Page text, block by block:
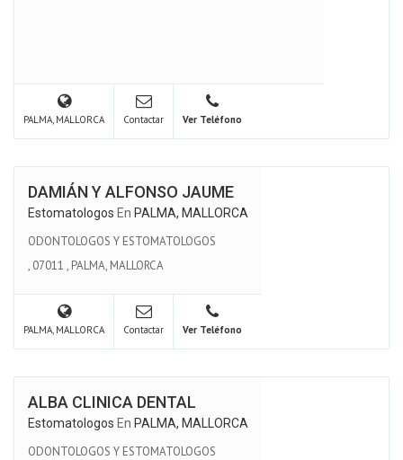
PALMA, MALLORCA Contactar Ver Teléfono
DAMIÁN Y ALFONSO JAUME
Estomatologos En PALMA, MALLORCA
ODONTOLOGOS Y ESTOMATOLOGOS
, 07011 , PALMA, MALLORCA
PALMA, MALLORCA Contactar Ver Teléfono
ALBA CLINICA DENTAL
Estomatologos En PALMA, MALLORCA
ODONTOLOGOS Y ESTOMATOLOGOS